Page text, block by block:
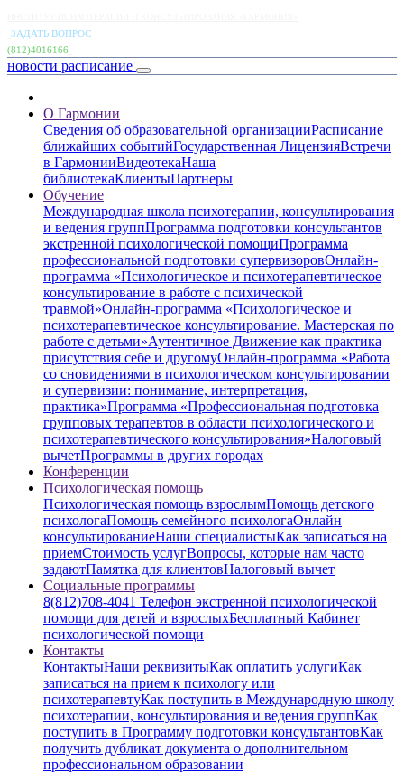
ЗАДАТЬ ВОПРОС
(812)4016166
новости расписание
О Гармонии
Сведения об образовательной организацииРасписание
ближайших событийГосударственная ЛицензияВстречи
в ГармонииВидеотекаНаша
библиотекаКлиентыПартнеры
Обучение
Международная школа психотерапии, консультирования
и ведения группПрограмма подготовки консультантов
экстренной психологической помощиПрограмма
профессиональной подготовки супервизоровОнлайн-
программа «Психологическое и психотерапевтическое
консультирование в работе с психической
травмой»Онлайн-программа «Психологическое и
психотерапевтическое консультирование. Мастерская по
работе с детьми»Аутентичное Движение как практика
присутствия себе и другомуОнлайн-программа «Работа
со сновидениями в психологическом консультировании
и супервизии: понимание, интерпретация,
практика»Программа «Профессиональная подготовка
групповых терапевтов в области психологического и
психотерапевтического консультирования»Налоговый
вычетПрограммы в других городах
Конференции
Психологическая помощь
Психологическая помощь взрослымПомощь детского
психологаПомощь семейного психологаОнлайн
консультированиеНаши специалистыКак записаться на
приемСтоимость услугВопросы, которые нам часто
задаютПамятка для клиентовНалоговый вычет
Социальные программы
8(812)708-4041 Телефон экстренной психологической
помощи для детей и взрослыхБесплатный Кабинет
психологической помощи
Контакты
КонтактыНаши реквизитыКак оплатить услугиКак
записаться на прием к психологу или
психотерапевтуКак поступить в Международную школу
психотерапии, консультирования и ведения группКак
поступить в Программу подготовки консультантовКак
получить дубликат документа о дополнительном
профессиональном образовании